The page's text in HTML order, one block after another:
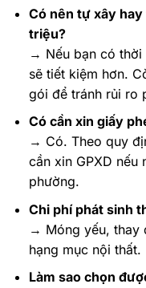
Có nên tự xây
triệu?
→ Nếu bạn có thời
sẽ tiết kiệm hơn.
gói để tránh rủi ro
Có cần xin giấy
→ Có. Theo quy
cần xin GPXD nếu
phường.
Chi phí phát sinh
→ Móng yếu, thay
hạng mục nội thất.
Làm sao chọn